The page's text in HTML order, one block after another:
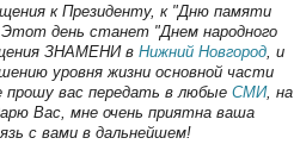
к Президенту, к "Дню памяти
Этот день станет "Днем народного
ЗНАМЕНИ в Нижний Новгород, и
уровня жизни основной части
прошу вас передать в любые СМИ, на
Вас, мне очень приятна ваша
с вами в дальнейшем!